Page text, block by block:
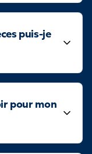
puis-je
pour mon